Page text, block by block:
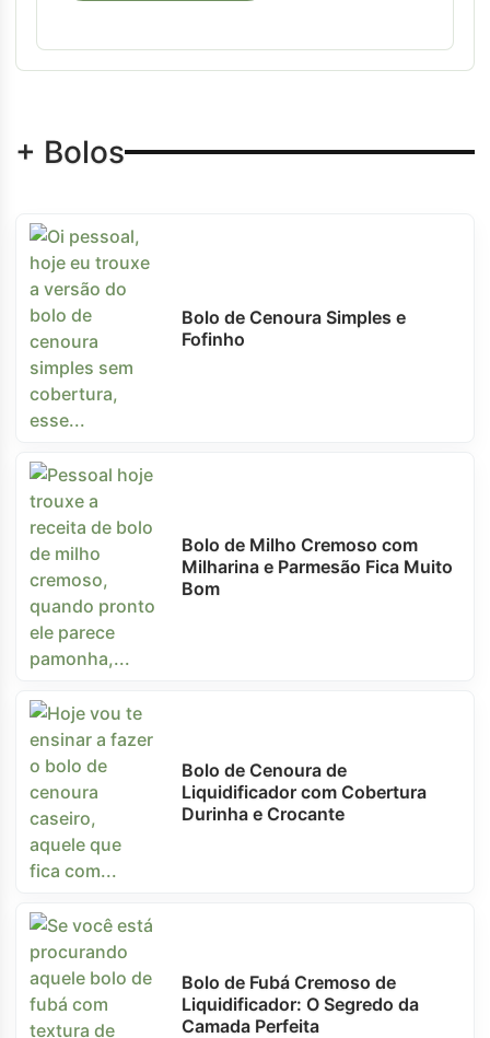
+ Bolos
Bolo de Cenoura Simples e
Fofinho
Bolo de Milho Cremoso com
Milharina e Parmesão Fica Muito
Bom
Bolo de Cenoura de
Liquidificador com Cobertura
Durinha e Crocante
Bolo de Fubá Cremoso de
Liquidificador: O Segredo da
Camada Perfeita